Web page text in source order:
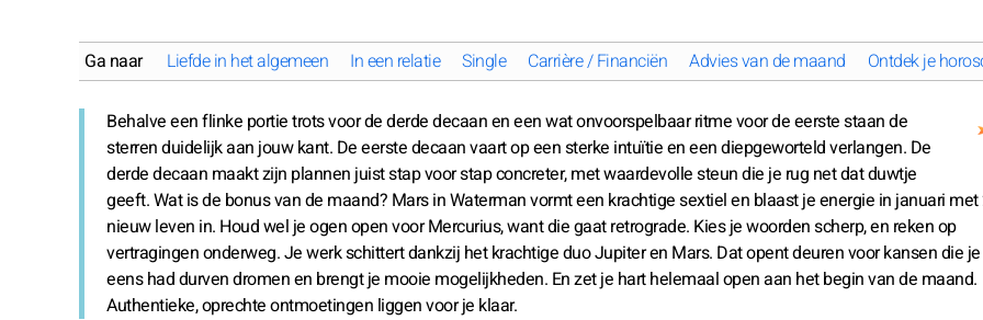
Ga naar Liefde in het algemeen In een relatie Single Carrière / Financiën Advies van de maand Ontdek je
Behalve een flinke portie trots voor de derde decaan en een wat onvoorspelbaar ritme voor de eerste staan de
sterren duidelijk aan jouw kant. De eerste decaan vaart op een sterke intuïtie en een diepgeworteld verlangen. De
derde decaan maakt zijn plannen juist stap voor stap concreter, met waardevolle steun die je rug net dat duwtje
geeft. Wat is de bonus van de maand? Mars in Waterman vormt een krachtige sextiel en blaast je energie in januari met
nieuw leven in. Houd wel je ogen open voor Mercurius, want die gaat retrograde. Kies je woorden scherp, en reken op
vertragingen onderweg. Je werk schittert dankzij het krachtige duo Jupiter en Mars. Dat opent deuren voor kansen die
eens had durven dromen en brengt je mooie mogelijkheden. En zet je hart helemaal open aan het begin van de maand.
Authentieke, oprechte ontmoetingen liggen voor je klaar.